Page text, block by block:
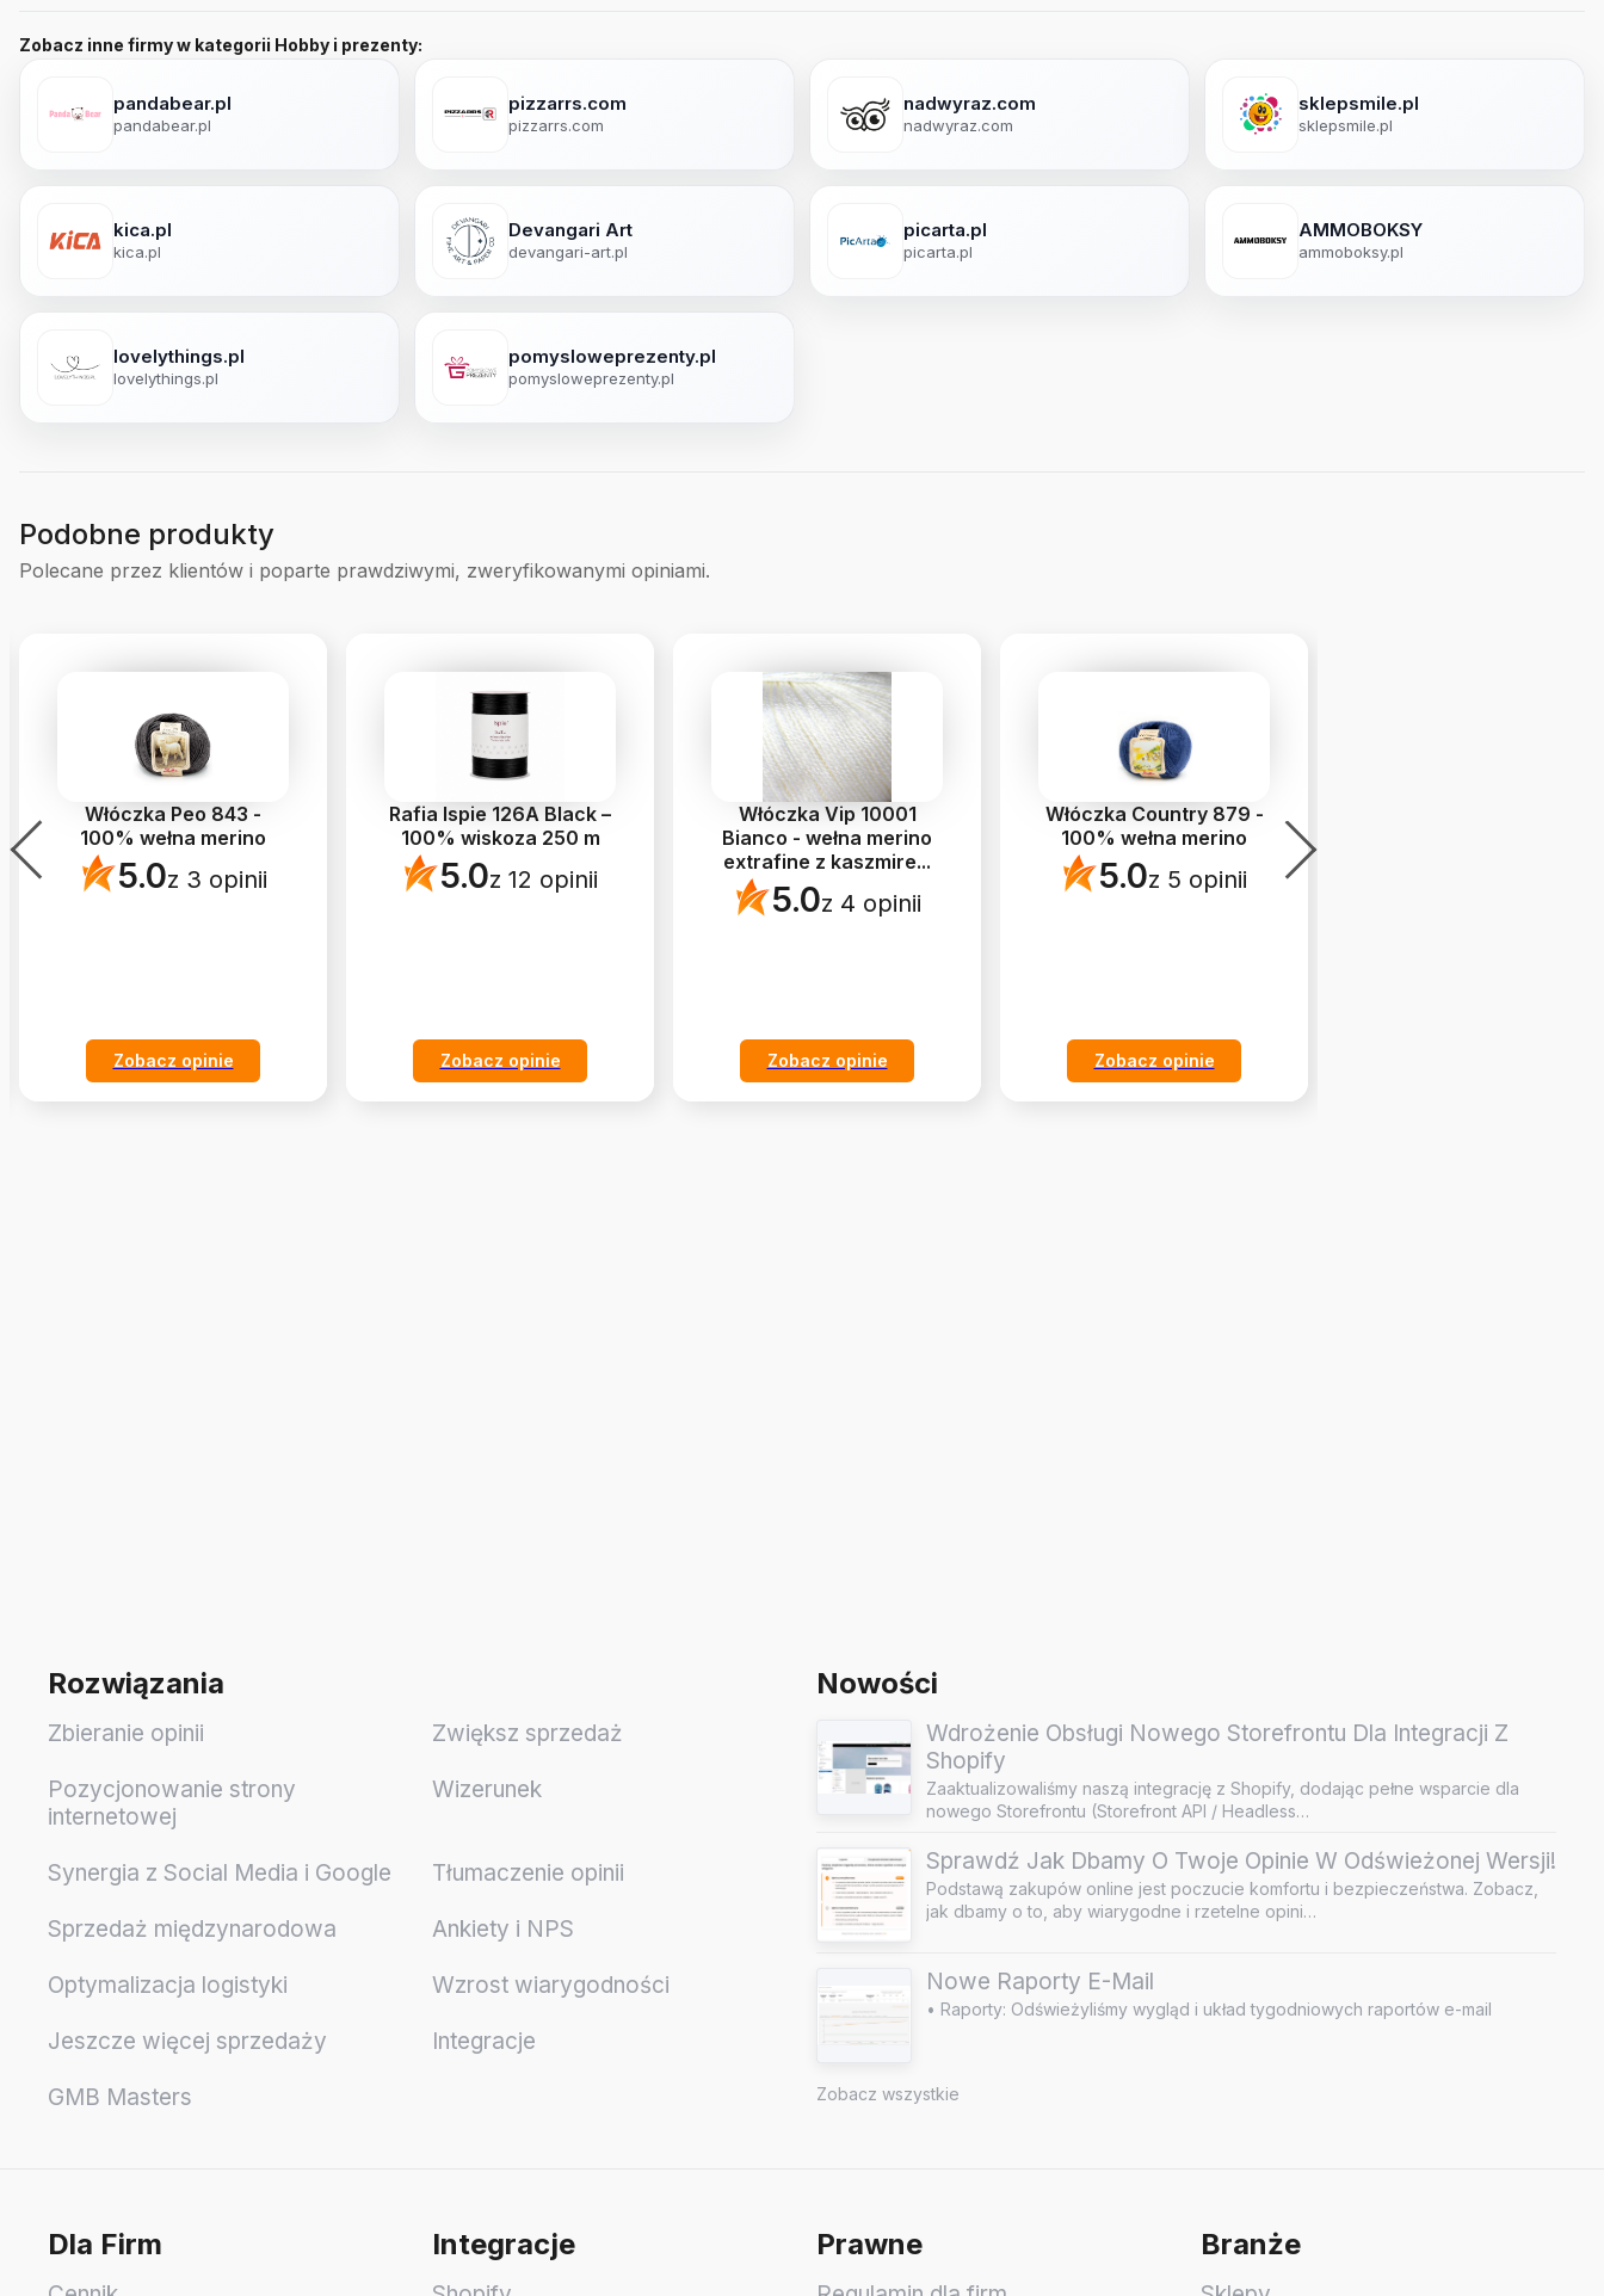
Zobacz inne firmy w kategorii Hobby i prezenty:
pandabear.pl
pandabear.pl
pizzarrs.com
pizzarrs.com
nadwyraz.com
nadwyraz.com
sklepsmile.pl
sklepsmile.pl
kica.pl
kica.pl
Devangari Art
devangari-art.pl
picarta.pl
picarta.pl
AMMOBOKSY
ammoboksy.pl
lovelythings.pl
lovelythings.pl
pomysloweprezenty.pl
pomysloweprezenty.pl
Podobne produkty
Polecane przez klientów i poparte prawdziwymi, zweryfikowanymi opiniami.
Włóczka Peo 843 -
100% wełna merino
5.0z 3 opinii
Zobacz opinie
Rafia Ispie 126A Black –
100% wiskoza 250 m
5.0z 12 opinii
Zobacz opinie
Włóczka Vip 10001
Bianco - wełna merino
extrafine z kaszmire...
5.0z 4 opinii
Zobacz opinie
Włóczka Country 879 -
100% wełna merino
5.0z 5 opinii
Zobacz opinie
Rozwiązania
Zbieranie opinii Zwiększ sprzedaż
Pozycjonowanie strony
internetowej
Wizerunek
Synergia z Social Media i Google Tłumaczenie opinii
Sprzedaż międzynarodowa Ankiety i NPS
Optymalizacja logistyki Wzrost wiarygodności
Jeszcze więcej sprzedaży Integracje
GMB Masters
Nowości
Wdrożenie Obsługi Nowego Storefrontu Dla Integracji Z
Shopify
Zaaktualizowaliśmy naszą integrację z Shopify, dodając pełne wsparcie dla
nowego Storefrontu (Storefront API / Headless…
Sprawdź Jak Dbamy O Twoje Opinie W Odświeżonej Wersji!
Podstawą zakupów online jest poczucie komfortu i bezpieczeństwa. Zobacz,
jak dbamy o to, aby wiarygodne i rzetelne opini…
Nowe Raporty E-Mail
• Raporty: Odświeżyliśmy wygląd i układ tygodniowych raportów e-mail
Zobacz wszystkie
Dla Firm Integracje Prawne Branże